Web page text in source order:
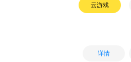
云游戏
详情